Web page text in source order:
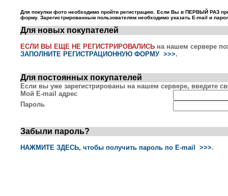
Для покупки фото необходимо пройти регистрацию. Если Вы в ПЕРВЫЙ РАЗ
форму. Зарегистрированным пользователям необходимо указать E-mail и
Для новых покупателей
ЕСЛИ ВЫ ЕЩЕ НЕ РЕГИСТРИРОВАЛИСЬ на нашем сервере
ЗАПОЛНИТЕ РЕГИСТРАЦИОННУЮ ФОРМУ >>>.
Для постоянных покупателей
Если вы уже зарегистрированы на нашем сервере, введите
Мой E-mail адрес
Пароль
Забыли пароль?
НАЖМИТЕ ЗДЕСЬ, чтобы получить пароль по E-mail >>>.